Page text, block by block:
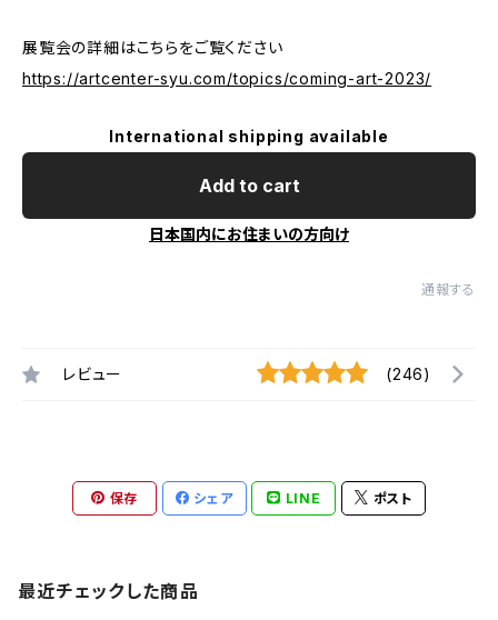
展覧会の詳細はこちらをご覧ください
https://artcenter-syu.com/topics/coming-art-2023/
International shipping available
Add to cart
日本国内にお住まいの方向け
通報する
レビュー (246)
保存 シェア LINE ポスト
最近チェックした商品